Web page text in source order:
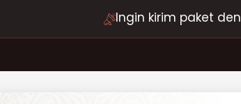
Ingin kirim paket